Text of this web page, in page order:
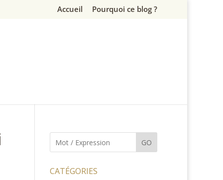
Accueil Pourquoi ce blog ?
GO
CATÉGORIES